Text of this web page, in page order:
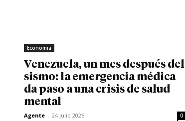
Economia
Venezuela, un mes después del
sismo: la emergencia médica
da paso a una crisis de salud
mental
Agente - 24 julio 2026 0